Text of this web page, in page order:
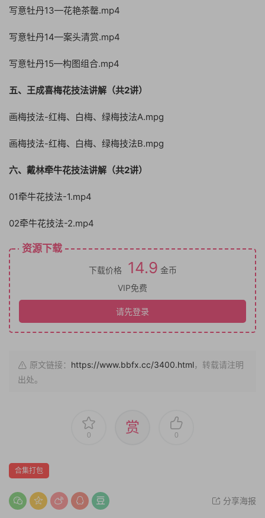
写意牡丹13—花艳茶罄.mp4
写意牡丹14—案头清赏.mp4
写意牡丹15—构图组合.mp4
五、王成喜梅花技法讲解（共2讲）
画梅技法-红梅、白梅、绿梅技法A.mpg
画梅技法-红梅、白梅、绿梅技法B.mpg
六、戴林牵牛花技法讲解（共2讲）
01牵牛花技法-1.mp4
02牵牛花技法-2.mp4
资源下载
下载价格 14.9 金币
VIP免费
请先登录
原文链接： https://www.bbfx.cc/3400.html，转载请注明
出处。
0 赏 0
合集打包
分享海报